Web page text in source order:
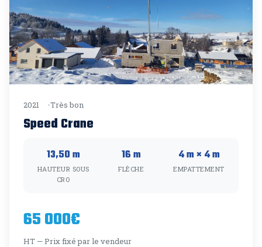
2021 Très bon
Speed Crane
13,50 m
HAUTEUR SOUS
CRO
16 m
FLÈCHE
4 m × 4 m
EMPATTEMENT
65 000€
HT — Prix fixé par le vendeur